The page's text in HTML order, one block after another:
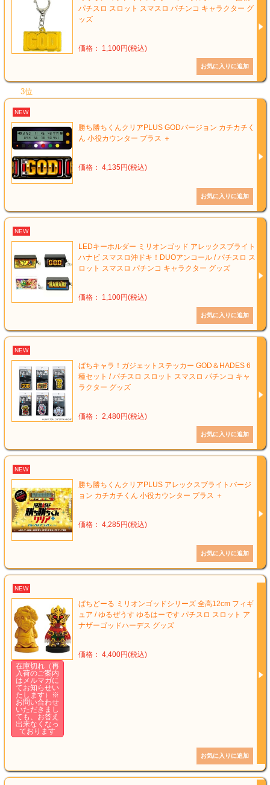
パチスロ スロット スマスロ パチンコ キャラクター グ
ッズ
価格： 1,100円(税込)
3位
NEW
勝ち勝ちくんクリアPLUS GODバージョン カチカチく
ん 小役カウンター プラス ＋
価格： 4,135円(税込)
NEW
LEDキーホルダー ミリオンゴッド アレックスブライト
ハナビ スマスロ沖ドキ！DUOアンコール / パチスロ ス
ロット スマスロ パチンコ キャラクター グッズ
価格： 1,100円(税込)
NEW
ぱちキャラ！ガジェットステッカー GOD＆HADES 6
種セット / パチスロ スロット スマスロ パチンコ キャ
ラクター グッズ
価格： 2,480円(税込)
NEW
勝ち勝ちくんクリアPLUS アレックスブライトバージ
ョン カチカチくん 小役カウンター プラス ＋
価格： 4,285円(税込)
NEW
ぱちどーる ミリオンゴッドシリーズ 全高12cm フィギ
ュア / ゆるぜうす ゆるはーです パチスロ スロット ア
ナザーゴッドハーデス グッズ
価格： 4,400円(税込)
在庫切れ（再
入荷のご案内
はメルマガに
てお知らせい
たします）※
お問い合わせ
いただきまし
ても、お答え
出来なくなっ
ております